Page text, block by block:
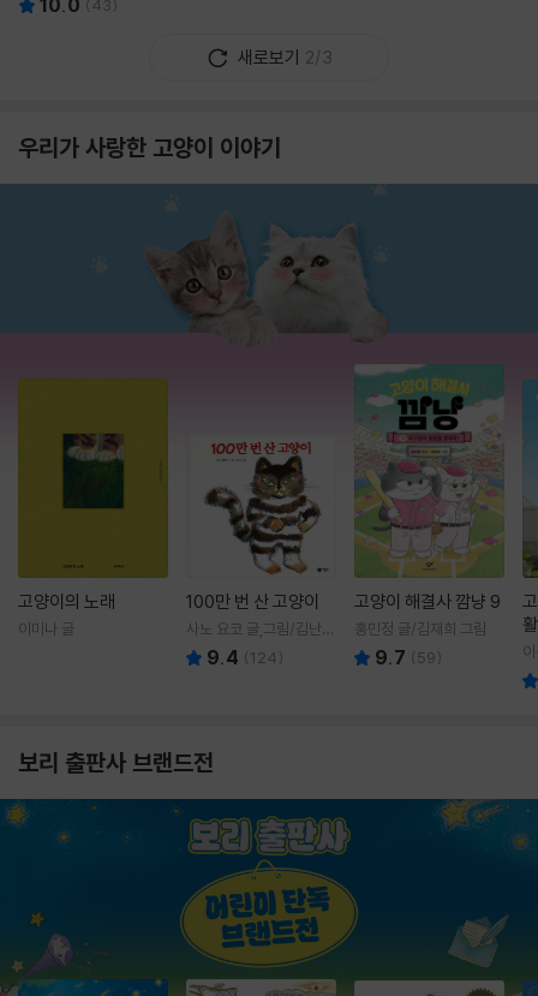
10.0 (43)
새로보기 2/3
우리가 사랑한 고양이 이야기
고양이의 노래
이미나 글
100만 번 산 고양이
사노 요코 글,그림/김난주
역 9.4 (124)
고양이 해결사 깜냥 9
홍민정 글/김재희 그림
9.7 (59)
보리 출판사 브랜드전